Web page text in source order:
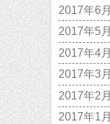
2017年6月
2017年5月
2017年4月
2017年3月
2017年2月
2017年1月